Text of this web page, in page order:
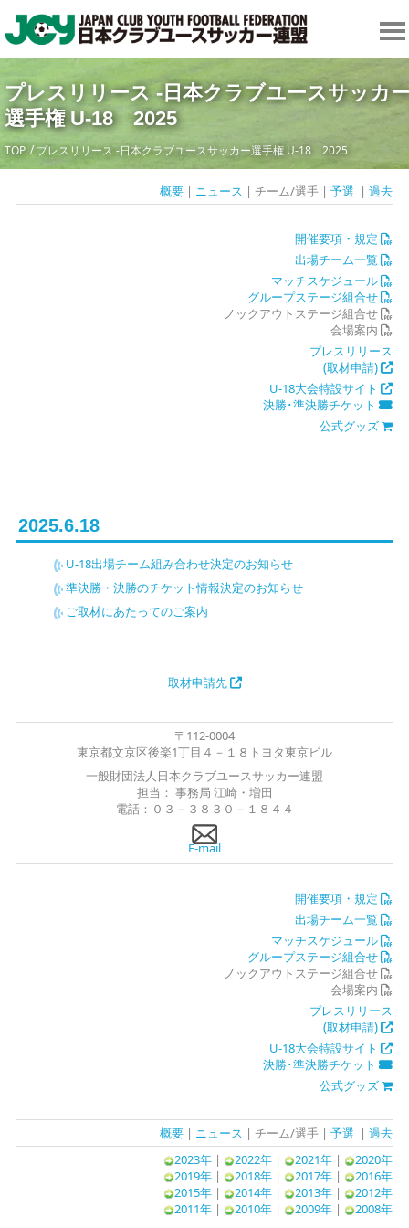
プレスリリース -日本クラブユースサッカ
選手権 U-18 2025
TOP プレスリリース -日本クラブユースサッカー選手権 U-18 2025
概要| ニュース | チーム/選手 | 予選 | 過去
開催要項・規定
出場チーム一覧
マッチスケジュール
グループステージ組合せ
ノックアウトステージ組合せ
会場案内
プレスリリース
(取材申請)
U-18大会特設サイト
決勝･準決勝チケット
公式グッズ
2025.6.18
U-18出場チーム組み合わせ決定のお知らせ
準決勝・決勝のチケット情報決定のお知らせ
ご取材にあたってのご案内
取材申請先
〒112-0004
東京都文京区後楽1丁目４－１８トヨタ東京ビル
一般財団法人日本クラブユースサッカー連盟
担当： 事務局 江崎・増田
電話：０３－３８３０－１８４４
E-mail
開催要項・規定
出場チーム一覧
マッチスケジュール
グループステージ組合せ
ノックアウトステージ組合せ
会場案内
プレスリリース
(取材申請)
U-18大会特設サイト
決勝･準決勝チケット
公式グッズ
概要| ニュース | チーム/選手 | 予選 | 過去
2023年| 2022年| 2021年|
2020年
2019年| 2018年| 2017年|
2016年
2015年| 2014年| 2013年|
2012年
2011年| 2010年| 2009年| 2008年